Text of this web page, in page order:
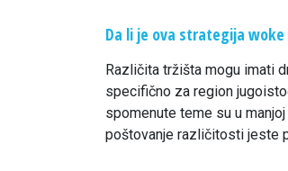
Da li je ova strategija
Različita tržišta mogu imati
specifično za region
spomenute teme su u
poštovanje različitosti jeste